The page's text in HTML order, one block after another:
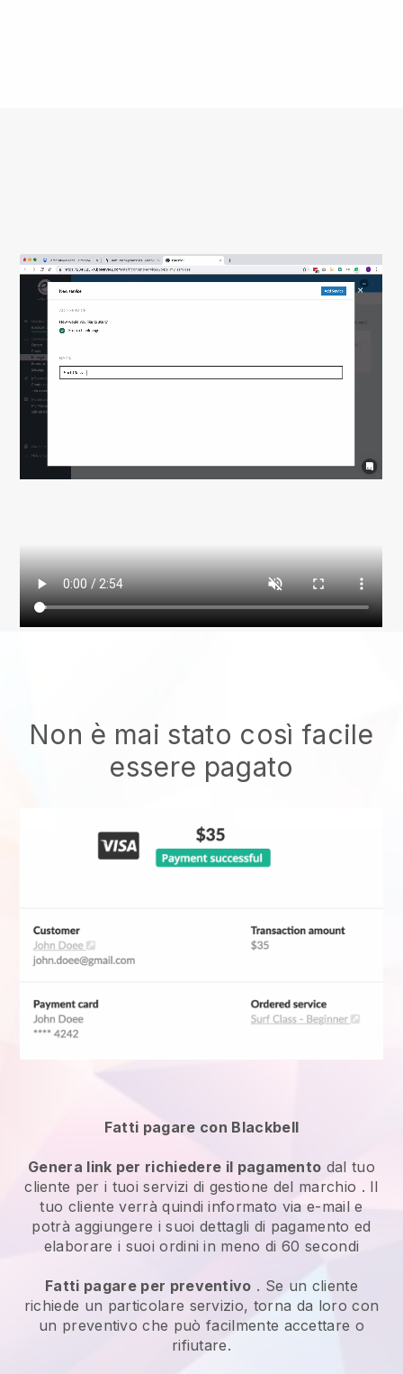
Non è mai stato così facile
essere pagato
Fatti pagare con Blackbell
Genera link per richiedere il pagamento dal tuo
cliente per i tuoiservizi di gestione del marchio . Il
tuo cliente verrà quindi informato via e-mail e
potrà aggiungere i suoi dettagli di pagamento ed
elaborare i suoi ordini in meno di 60 secondi
Fatti pagare per preventivo . Se un cliente
richiede un particolare servizio, torna da loro con
un preventivo che può facilmente accettare o
rifiutare.